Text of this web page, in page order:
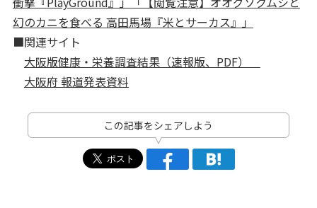
幻のカニを食べる 高田馬場『米とサーカス』」
■関連サイト
大阪版健康・栄養調査結果（速報版、PDF）
大阪府 報道発表資料
この記事をシェアしよう